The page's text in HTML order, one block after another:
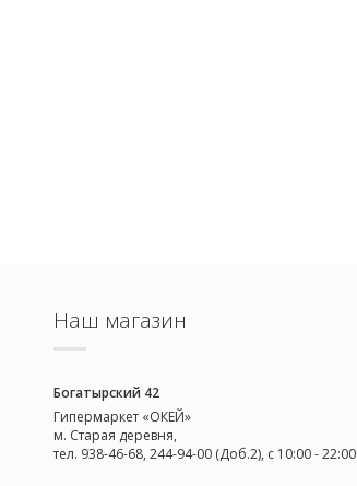
Наш магазин
Богатырский 42
Гипермаркет «ОКЕЙ»
м. Старая деревня,
тел. 938-46-68, 244-94-00 (Доб.2), c 10:00 - 22:00